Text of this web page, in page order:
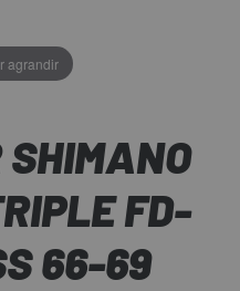
agrandir
FD-
66-69